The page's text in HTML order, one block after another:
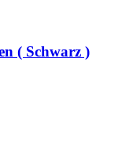
( Schwarz )